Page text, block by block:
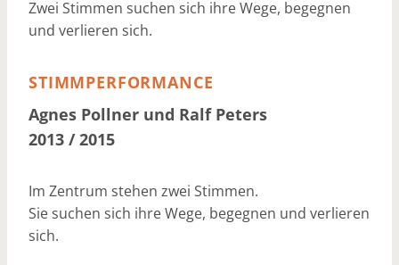
Zwei Stimmen suchen sich ihre Wege, begegnen
und verlieren sich.
STIMMPERFORMANCE
Agnes Pollner und Ralf Peters
2013 / 2015
Im Zentrum stehen zwei Stimmen.
Sie suchen sich ihre Wege, begegnen und verlieren
sich.